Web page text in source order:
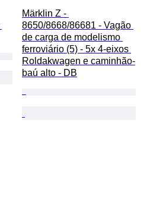
Märklin Z -
8650/8668/86681 - Vagão
de carga de modelismo
ferroviário (5) - 5x 4-eixos
Roldakwagen e caminhão-
baú alto - DB